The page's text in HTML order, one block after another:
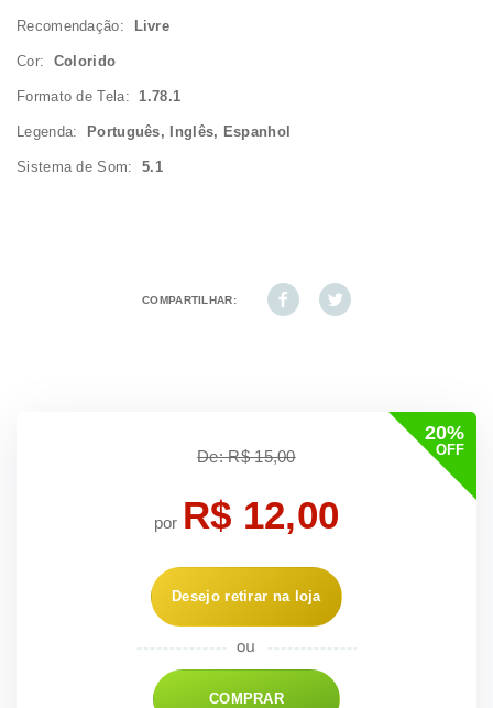
Recomendação: Livre
Cor: Colorido
Formato de Tela: 1.78.1
Legenda: Português, Inglês, Espanhol
Sistema de Som:5.1
COMPARTILHAR:
20%
OFF
De: R$ 15,00
por R$ 12,00
Desejo retirar na loja
COMPRAR